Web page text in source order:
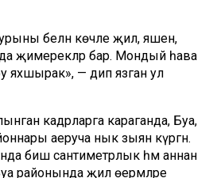
белән көчле җил, яшен,
җимерекләр бар. Мондый һава
яхшырак», — дип язган ул
кадрларга караганда, Буа,
аеруча нык зыян күргән.
биш сантиметрлык һәм аннан
районында җил өермәләре